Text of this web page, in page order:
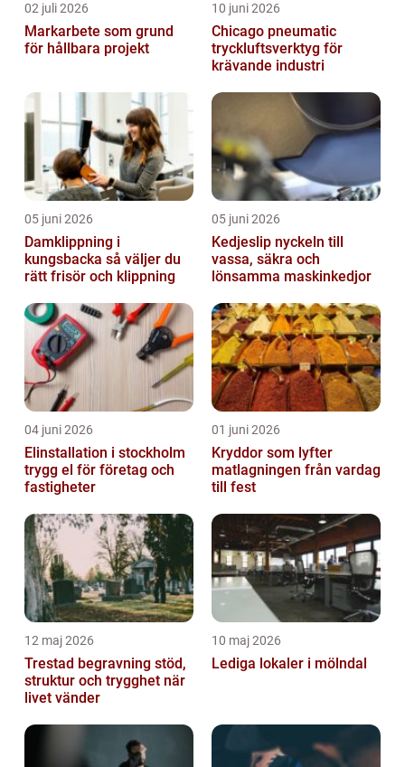
02 juli 2026
Markarbete som grund
för hållbara projekt
10 juni 2026
Chicago pneumatic
tryckluftsverktyg för
krävande industri
05 juni 2026
Damklippning i
kungsbacka så väljer du
rätt frisör och klippning
05 juni 2026
Kedjeslip nyckeln till
vassa, säkra och
lönsamma maskinkedjor
04 juni 2026
Elinstallation i stockholm
trygg el för företag och
fastigheter
01 juni 2026
Kryddor som lyfter
matlagningen från vardag
till fest
12 maj 2026
Trestad begravning stöd,
struktur och trygghet när
livet vänder
10 maj 2026
Lediga lokaler i mölndal